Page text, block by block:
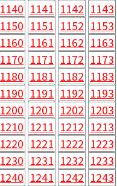
1140 1141 1142 1143
1150 1151 1152 1153
1160 1161 1162 1163
1170 1171 1172 1173
1180 1181 1182 1183
1190 1191 1192 1193
1200 1201 1202 1203
1210 1211 1212 1213
1220 1221 1222 1223
1230 1231 1232 1233
1240 1241 1242 1243